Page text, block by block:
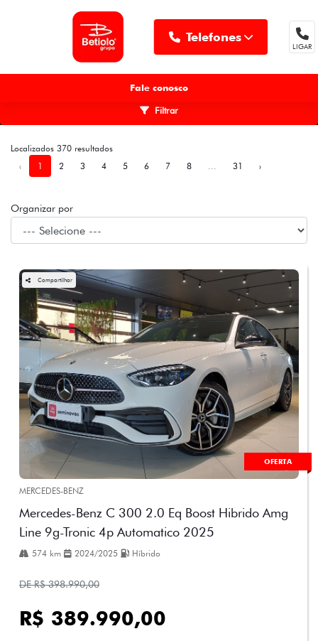
Telefones
LIGAR
Fale conosco
Localizados 370 resultados
‹
1 2 3 4 5 6 7 8 ... 31 ›
Filtrar
Organizar por
OFERTA
Compartilhar
MERCEDES-BENZ
Mercedes-Benz C 300 2.0 Eq Boost Hibrido Amg
Line 9g-Tronic 4p Automatico 2025
574 km 2024/2025 Híbrido
DE R$ 398.990,00
R$ 389.990,00